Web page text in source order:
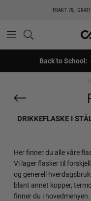
FRAKT 79,-
Back to
DRIKKEFLASKE I
Her finner du alle våre
Vi lager flasker til
og generell
blant annet kopper,
finner du i